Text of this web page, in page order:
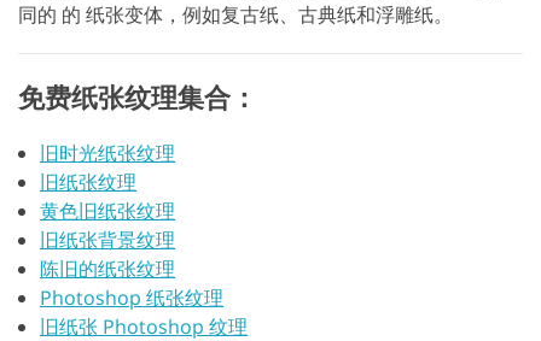
同的 的 纸张变体，例如复古纸、古典纸和浮雕纸。
免费纸张纹理集合：
旧时光纸张纹理
旧纸张纹理
黄色旧纸张纹理
旧纸张背景纹理
陈旧的纸张纹理
Photoshop 纸张纹理
旧纸张 Photoshop 纹理